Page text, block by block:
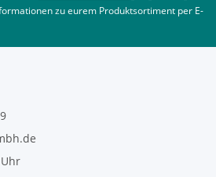
zu eurem Produktsortiment per E-